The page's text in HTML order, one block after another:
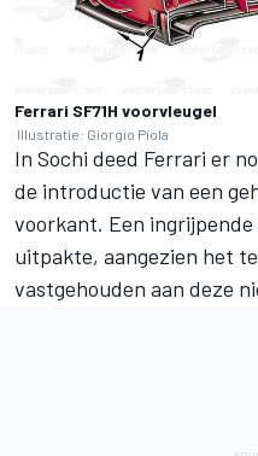
Ferrari SF71H voorvleugel
Illustratie: Giorgio Piola
In Sochi deed Ferrari er
de introductie van een
voorkant. Een
uitpakte, aangezien het
vastgehouden aan deze